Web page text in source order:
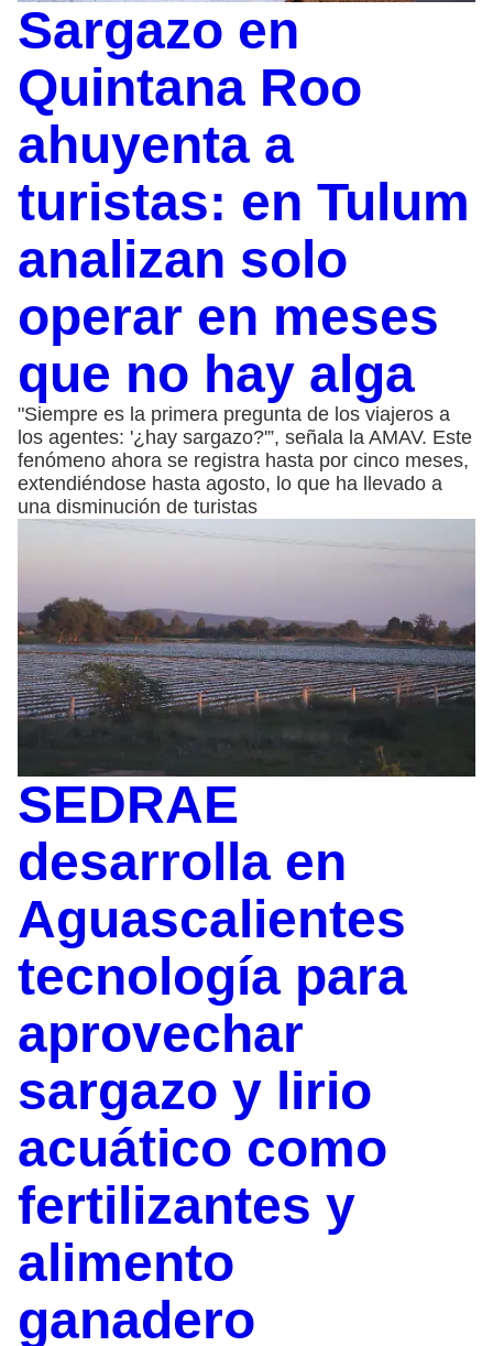
Sargazo en
Quintana Roo
ahuyenta a
turistas: en Tulum
analizan solo
operar en meses
que no hay alga
"Siempre es la primera pregunta de los viajeros a
los agentes: '¿hay sargazo?'”, señala la AMAV. Este
fenómeno ahora se registra hasta por cinco meses,
extendiéndose hasta agosto, lo que ha llevado a
una disminución de turistas
SEDRAE
desarrolla en
Aguascalientes
tecnología para
aprovechar
sargazo y lirio
acuático como
fertilizantes y
alimento
ganadero